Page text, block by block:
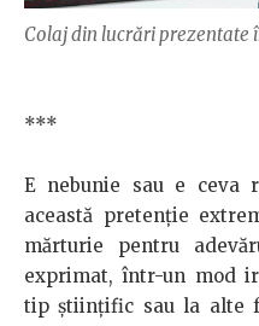
Colaj din lucrări prezentate
***
E nebunie sau e ceva
această pretenţie
mărturie pentru
exprimat, într-un mod
tip ştiinţific sau la alte